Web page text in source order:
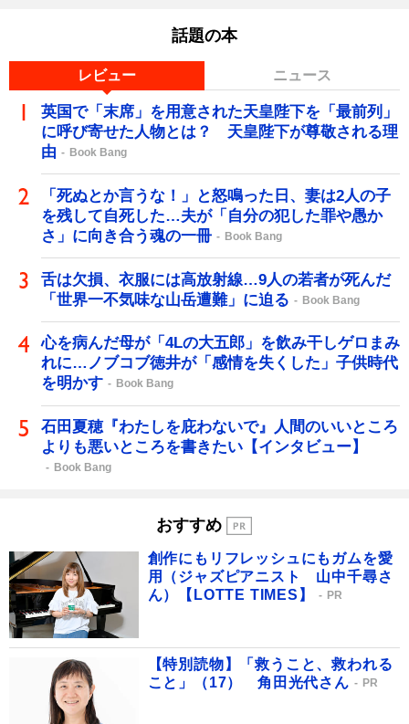
話題の本
レビュー ニュース
英国で「末席」を用意された天皇陛下を「最前列」
に呼び寄せた人物とは？ 天皇陛下が尊敬される理
由
Book Bang
「死ぬとか言うな！」と怒鳴った日、妻は2人の子
を残して自死した…夫が「自分の犯した罪や愚か
さ」に向き合う魂の一冊
Book Bang
舌は欠損、衣服には高放射線…9人の若者が死んだ
「世界一不気味な山岳遭難」に迫る
Book Bang
心を病んだ母が「4Lの大五郎」を飲み干しゲロまみ
れに…ノブコブ徳井が「感情を失くした」子供時代
を明かす
Book Bang
石田夏穂『わたしを庇わないで』人間のいいところ
よりも悪いところを書きたい【インタビュー】
Book Bang
おすすめ
創作にもリフレッシュにもガムを愛
用（ジャズピアニスト 山中千尋さ
ん）【LOTTE TIMES】
PR
【特別読物】「救うこと、救われる
こと」（17） 角田光代さん
PR